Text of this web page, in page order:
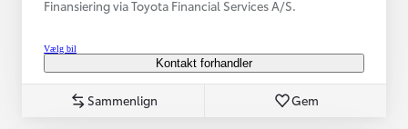
Finansiering via Toyota Financial Services A/S.
Vælg bil
Kontakt forhandler
Sammenlign Gem